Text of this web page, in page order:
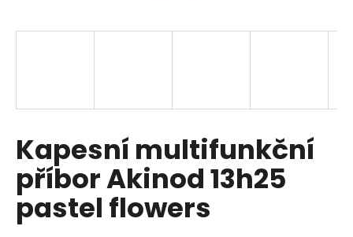
Kapesní multifunkční
příbor Akinod 13h25
pastel flowers
j
?
HLEDAT